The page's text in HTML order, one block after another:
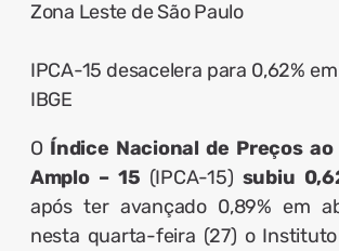
IPCA-15 desacelera para 0,62%
IBGE
O Índice Nacional de Preços
Amplo – 15 (IPCA-15) subiu
após ter avançado 0,89% em
nesta quarta-feira (27) o